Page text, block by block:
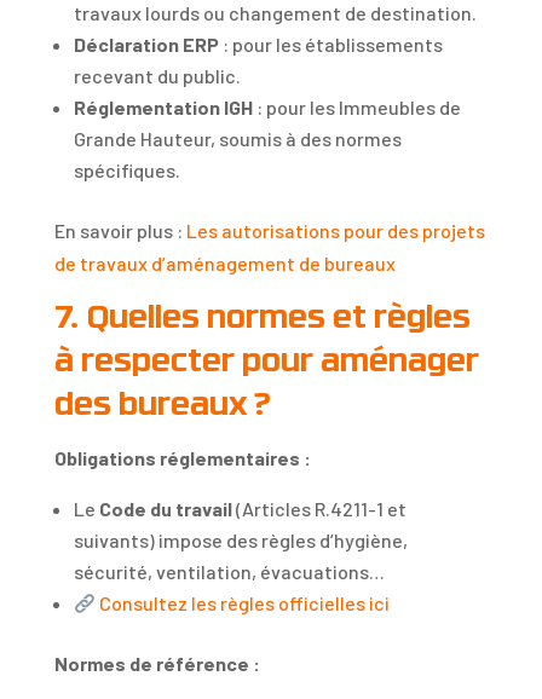
travaux lourds ou changement de destination.
Déclaration ERP: pour les établissements
recevant du public.
Réglementation IGH: pour les Immeubles de
Grande Hauteur, soumis à des normes
spécifiques.
En savoir plus : Les autorisations pour des projets
de travaux d’aménagement de bureaux
7. Quelles normes et règles
à respecter pour aménager
des bureaux ?
Obligations réglementaires :
Le Code du travail(Articles R.4211-1 et
suivants) impose des règles d’hygiène,
sécurité, ventilation, évacuations…
Consultez les règles officielles ici
Normes de référence :